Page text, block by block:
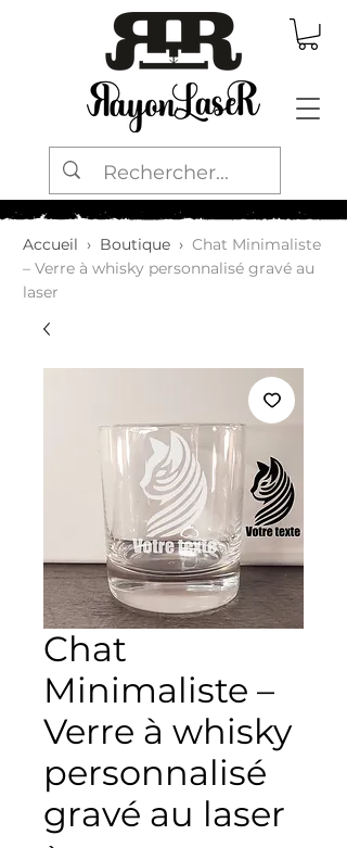
Accueil › Boutique › Chat Minimaliste
– Verre à whisky personnalisé gravé au
laser
Chat
Minimaliste –
Verre à whisky
personnalisé
gravé au laser